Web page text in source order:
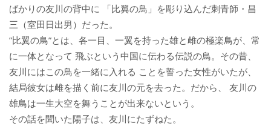
ばかりの友川の背中に 「比翼の鳥」を彫り込んだ刺青師・昌
三（室田日出男）だった。
”比翼の鳥”とは、各一目、一翼を持った雄と雌の極楽鳥が、常
に一体となって 飛ぶという中国に伝わる伝説の鳥。その昔、
友川にはこの鳥を一緒に入れる ことを誓った女性がいたが、
結局彼女は雌を描く前に友川の元を去った。だから、 友川の
雄鳥は一生大空を舞うことが出来ないという。
その話を聞いた陽子は、友川にたずねた。